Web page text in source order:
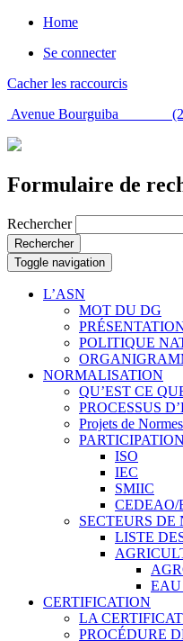
Home
Se connecter
Cacher les raccourcis
Avenue Bourguiba
Formulaire de
Rechercher
Rechercher
Toggle navigation
L’ASN
MOT DU DG
POLITIQUE
NORMALISATION
QU’EST CE
PROCESSUS
Projets de
ISO
IEC
SMIIC
SECTEURS
LISTE
EAU
CERTIFICATION
LA
PROCÉDURE